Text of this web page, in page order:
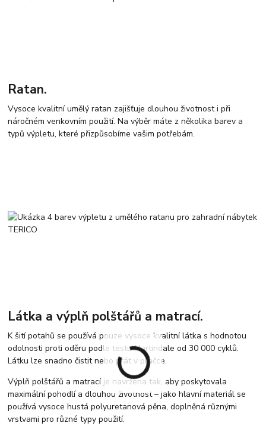
Ratan.
Vysoce kvalitní umělý ratan zajišťuje dlouhou životnost i při
náročném venkovním použití. Na výběr máte z několika barev a
typů výpletu, které přizpůsobíme vašim potřebám.
Látka a výplň polštářů a matrací.
K šití potahů se používá pouze vysoce kvalitní látka s hodnotou
odolnosti proti oděru podle testu Martindale od 30 000 cyklů.
Látku lze snadno čistit nebo prát v pračce.
Výplň polštářů a matrací je navržena tak, aby poskytovala
maximální pohodlí a dlouhou životnost – jako hlavní materiál se
používá vysoce hustá polyuretanová pěna, doplněná různými
vrstvami pro různé typy použití.